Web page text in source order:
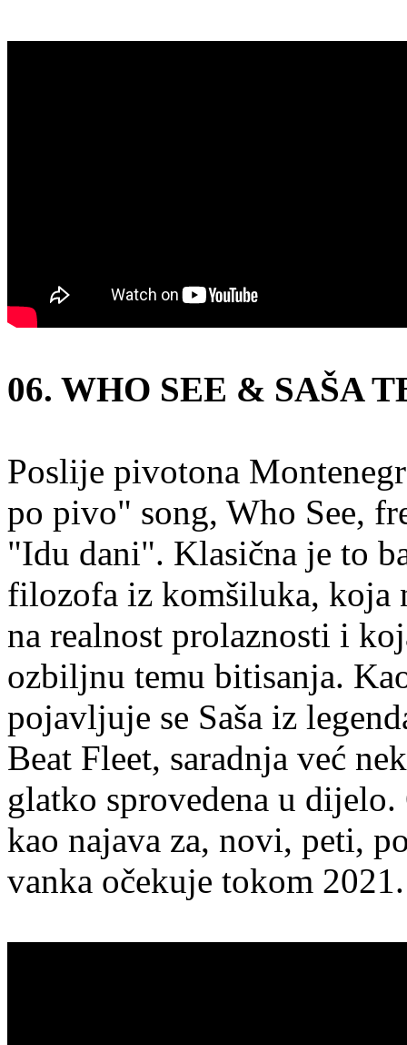
06. WHO SEE & SAŠA
Poslije pivotona
po pivo" song, Who See,
"Idu dani". Klasična je to
filozofa iz komšiluka, koja
na realnost prolaznosti i
ozbiljnu temu bitisanja.
pojavljuje se Saša iz
Beat Fleet, saradnja već
glatko sprovedena u
kao najava za, novi, peti,
vanka očekuje tokom